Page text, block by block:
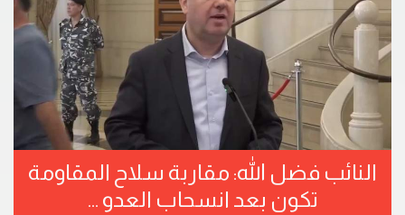
النائب فضل الله: مقاربة سلاح المقاومة
تكون بعد انسحاب العدو ...